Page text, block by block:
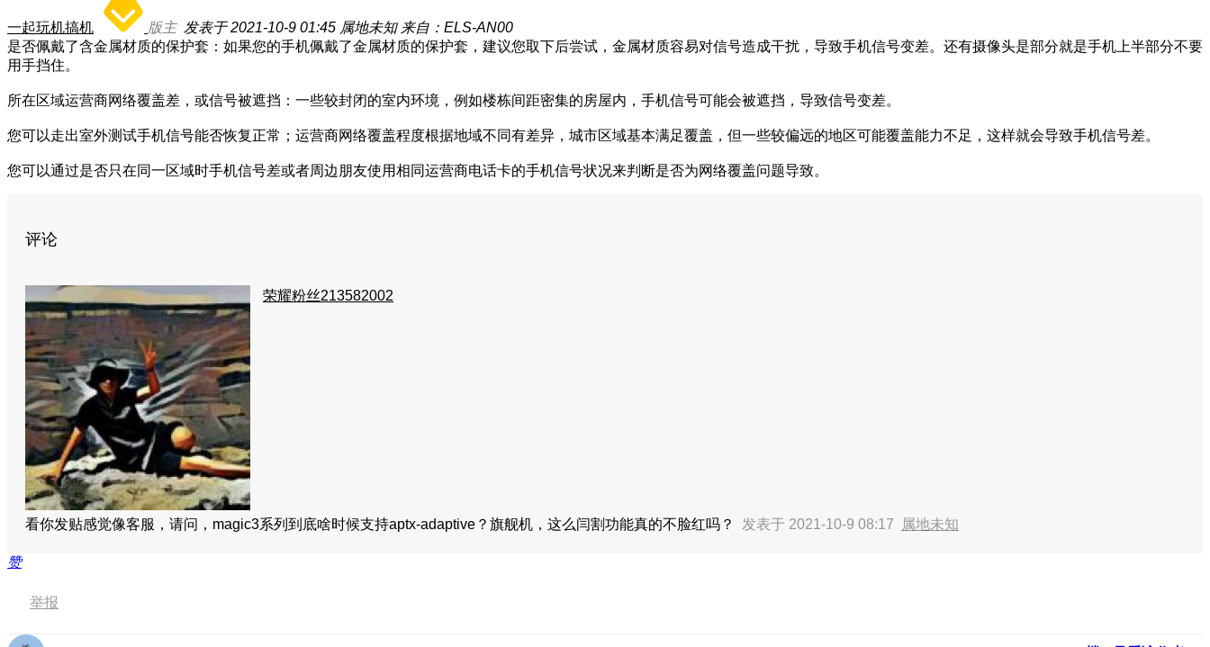
一起玩机搞机 版主 发表于 2021-10-9 01:45 属地未知 来自：ELS-AN00
是否佩戴了含金属材质的保护套：如果您的手机佩戴了金属材质的保护套，建议您取下后尝试，金属材质容易对信号造成干扰，导致手机信号变差。还有摄像头是部分就是手机上半部分不要
用手挡住。
所在区域运营商网络覆盖差，或信号被遮挡：一些较封闭的室内环境，例如楼栋间距密集的房屋内，手机信号可能会被遮挡，导致信号变差。
您可以走出室外测试手机信号能否恢复正常；运营商网络覆盖程度根据地域不同有差异，城市区域基本满足覆盖，但一些较偏远的地区可能覆盖能力不足，这样就会导致手机信号差。
您可以通过是否只在同一区域时手机信号差或者周边朋友使用相同运营商电话卡的手机信号状况来判断是否为网络覆盖问题导致。
评论
荣耀粉丝213582002
看你发贴感觉像客服，请问，magic3系列到底啥时候支持aptx-adaptive？旗舰机，这么闫割功能真的不脸红吗？ 发表于 2021-10-9 08:17 属地未知
赞
举报